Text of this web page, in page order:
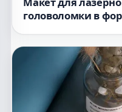
головоломки в